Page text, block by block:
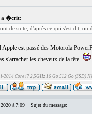
a �crit:
de suite, d'après ce qui s'est dit,
Apple est passé des Motorola
s'arracher les cheveux de la tête.
2014 Core i7 2,5GHz 16 Go 512 Go (SSD)
à 7:09 Sujet du message: